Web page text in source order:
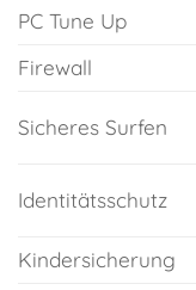
PC Tune Up
Firewall
Sicheres Surfen
Identitätsschutz
Kindersicherung